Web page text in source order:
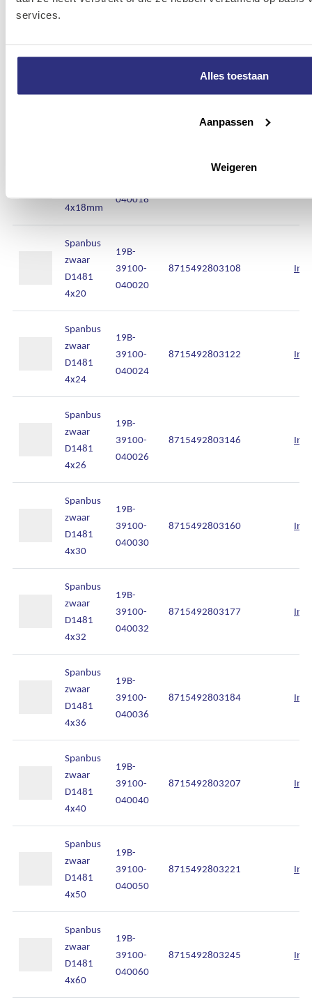
services.
Alles toestaan
Aanpassen
Weigeren
39100-
8715492803085
4x18mm
040018
Spanbus
zwaar
D1481
4x20
19B-
39100-
040020
8715492803108
Spanbus
zwaar
D1481
4x24
19B-
39100-
040024
8715492803122
Spanbus
zwaar
D1481
4x26
19B-
39100-
040026
8715492803146
Spanbus
zwaar
D1481
4x30
19B-
39100-
040030
8715492803160
Spanbus
zwaar
D1481
4x32
19B-
39100-
040032
8715492803177
Spanbus
zwaar
D1481
4x36
19B-
39100-
040036
8715492803184
Spanbus
zwaar
D1481
4x40
19B-
39100-
040040
8715492803207
Spanbus
zwaar
D1481
4x50
19B-
39100-
040050
8715492803221
Spanbus
zwaar
D1481
4x60
19B-
39100-
040060
8715492803245